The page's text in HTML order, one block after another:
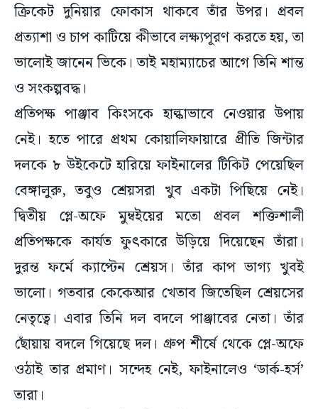
ক্রিকেট দুনিয়ার ফোকাস থাকবে তাঁর উপর। প্রবল
প্রত্যাশা ও চাপ কাটিয়ে কীভাবে লক্ষ্যপূরণ করতে হয়, তা
ভালোই জানেন ভিকে। তাই মহাম্যাচের আগে তিনি শান্ত
ও সংকল্পবদ্ধ।
প্রতিপক্ষ পাঞ্জাব কিংসকে হাল্কাভাবে নেওয়ার উপায়
নেই। হতে পারে প্রথম কোয়ালিফায়ারে প্রীতি জিন্টার
দলকে ৮ উইকেটে হারিয়ে ফাইনালের টিকিট পেয়েছিল
বেঙ্গালুরু, তবুও শ্রেয়সরা খুব একটা পিছিয়ে নেই।
দ্বিতীয় প্লে-অফে মুম্বইয়ের মতো প্রবল শক্তিশালী
প্রতিপক্ষকে কার্যত ফুৎকারে উড়িয়ে দিয়েছেন তাঁরা।
দুরন্ত ফর্মে ক্যাপ্টেন শ্রেয়স। তাঁর কাপ ভাগ্য খুবই
ভালো। গতবার কেকেআর খেতাব জিতেছিল শ্রেয়সের
নেতৃত্বে। এবার তিনি দল বদলে পাঞ্জাবের নেতা। তাঁর
ছোঁয়ায় বদলে গিয়েছে দল। গ্রুপ শীর্ষে থেকে প্লে-অফে
ওঠাই তার প্রমাণ। সন্দেহ নেই, ফাইনালেও ‘ডার্ক-হর্স’
তারা।